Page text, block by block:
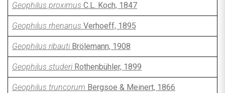
Geophilus proximus C.L. Koch, 1847
Geophilus rhenanus Verhoeff, 1895
Geophilus ribautiBrölemann, 1908
Geophilus studeriRothenbühler, 1899
Geophilus truncorum Bergsoe & Meinert, 1866